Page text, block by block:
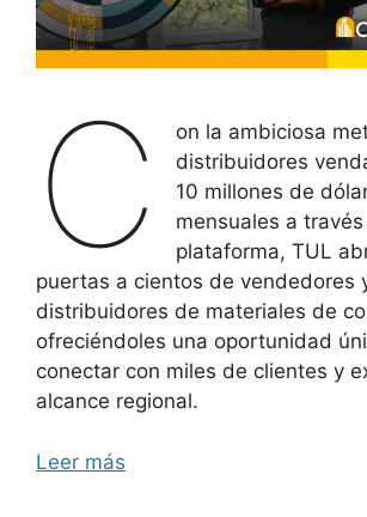
C
on la ambiciosa
distribuidores
10 millones de
mensuales a
plataforma, TUL
puertas a cientos de vendedores
distribuidores de materiales de
ofreciéndoles una oportunidad
conectar con miles de clientes y
alcance regional.
Leer más